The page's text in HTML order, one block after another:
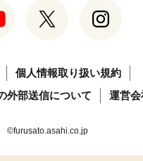
個人情報取り扱い規約
外部送信について
運営会
©furusato.asahi.co.jp